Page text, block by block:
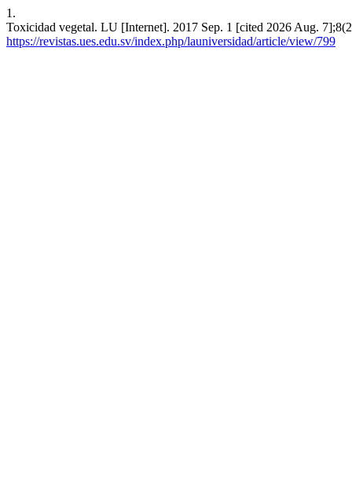
1.
Toxicidad vegetal. LU [Internet]. 2017 Sep. 1 [cited 2026 Aug.
https://revistas.ues.edu.sv/index.php/launiversidad/article/view/799